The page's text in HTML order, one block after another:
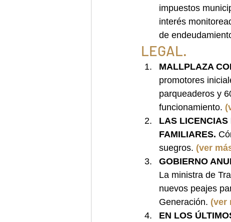
impuestos
interés
de
LEGAL.
MALLPLAZA
promotores
parqueaderos y
funcionamiento.
LAS LICENCIAS
FAMILIARES.
suegros. (ver
GOBIERNO
La ministra de
nuevos peajes
Generación. (ver
EN LOS